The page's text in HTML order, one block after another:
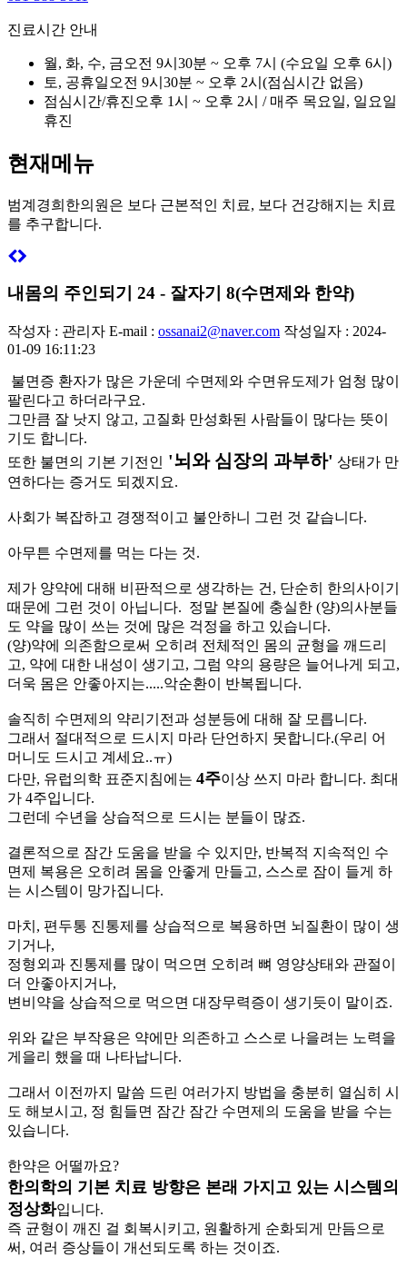
진료시간 안내
월, 화, 수, 금오전 9시30분 ~ 오후 7시 (수요일 오후 6시)
토, 공휴일 오전 9시30분 ~ 오후 2시(점심시간 없음)
점심시간/휴진 오후 1시 ~ 오후 2시 / 매주 목요일, 일요일
휴진
현재메뉴
범계경희한의원은 보다 근본적인 치료, 보다 건강해지는 치료
를 추구합니다.
내몸의 주인되기 24 - 잘자기 8(수면제와 한약)
작성자 : 관리자 E-mail : ossanai2@naver.com 작성일자 : 2024-
01-09 16:11:23
불면증 환자가 많은 가운데 수면제와 수면유도제가 엄청 많이
팔린다고 하더라구요.
그만큼 잘 낫지 않고, 고질화 만성화된 사람들이 많다는 뜻이
기도 합니다.
또한 불면의 기본 기전인 '뇌와 심장의 과부하' 상태가 만
연하다는 증거도 되겠지요.
사회가 복잡하고 경쟁적이고 불안하니 그런 것 같습니다.
아무튼 수면제를 먹는 다는 것.
제가 양약에 대해 비판적으로 생각하는 건, 단순히 한의사이기
때문에 그런 것이 아닙니다. 정말 본질에 충실한 (양)의사분들
도 약을 많이 쓰는 것에 많은 걱정을 하고 있습니다.
(양)약에 의존함으로써 오히려 전체적인 몸의 균형을 깨드리
고, 약에 대한 내성이 생기고, 그럼 약의 용량은 늘어나게 되고,
더욱 몸은 안좋아지는.....악순환이 반복됩니다.
솔직히 수면제의 약리기전과 성분등에 대해 잘 모릅니다.
그래서 절대적으로 드시지 마라 단언하지 못합니다.(우리 어
머니도 드시고 계세요..ㅠ)
다만, 유럽의학 표준지침에는 4주이상 쓰지 마라 합니다. 최대
가 4주입니다.
그런데 수년을 상습적으로 드시는 분들이 많죠.
결론적으로 잠간 도움을 받을 수 있지만, 반복적 지속적인 수
면제 복용은 오히려 몸을 안좋게 만들고, 스스로 잠이 들게 하
는 시스템이 망가집니다.
마치, 편두통 진통제를 상습적으로 복용하면 뇌질환이 많이 생
기거나,
정형외과 진통제를 많이 먹으면 오히려 뼈 영양상태와 관절이
더 안좋아지거나,
변비약을 상습적으로 먹으면 대장무력증이 생기듯이 말이죠.
위와 같은 부작용은 약에만 의존하고 스스로 나을려는 노력을
게을리 했을 때 나타납니다.
그래서 이전까지 말씀 드린 여러가지 방법을 충분히 열심히 시
도 해보시고, 정 힘들면 잠간 잠간 수면제의 도움을 받을 수는
있습니다.
한약은 어떨까요?
한의학의 기본 치료 방향은 본래 가지고 있는 시스템의
정상화입니다.
즉 균형이 깨진 걸 회복시키고, 원활하게 순화되게 만듬으로
써, 여러 증상들이 개선되도록 하는 것이죠.